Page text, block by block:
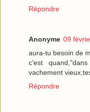
Répondre
Anonyme 09
aura-tu besoin de
c'est
vachement
Répondre